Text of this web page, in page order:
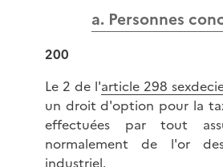
a. Personnes
200
Le 2 de l'article 298
un droit d'option pour la
effectuées par tout
normalement de l'or
industriel.